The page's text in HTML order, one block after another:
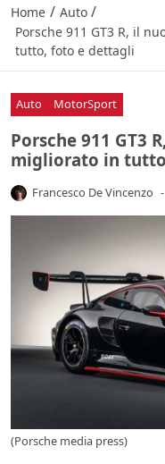
Home / Auto /
Porsche 911 GT3 R, il
tutto, foto e dettagli
Auto MotorSport
Porsche 911 GT3
migliorato in
Francesco De Vincenzo -
(Porsche media press)